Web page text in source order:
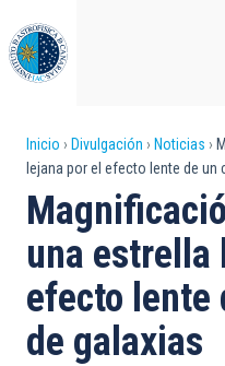
al
contenido
principal
Sobrescribir
enlaces
de
ayuda
a
la
Inicio Divulgación Noticias
lejana por el efecto lente de un
una estrella
efecto lente
de galaxias